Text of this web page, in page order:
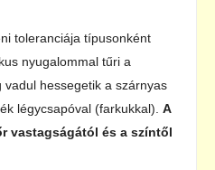
toleranciája típusonként
nyugalommal tűri a
hessegetik a szárnyas
légycsapóval (farkukkal). A
vastagságától és a színtől